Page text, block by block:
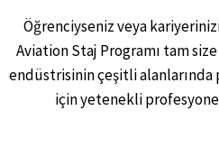
Öğrenciyseniz veya
Aviation Staj Programı tam
endüstrisinin çeşitli alanlarında
için yetenekli